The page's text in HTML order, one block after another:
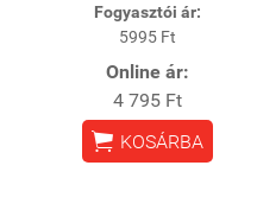
Fogyasztói ár:
5995 Ft
Online ár:
4 795 Ft
 KOSÁRBA